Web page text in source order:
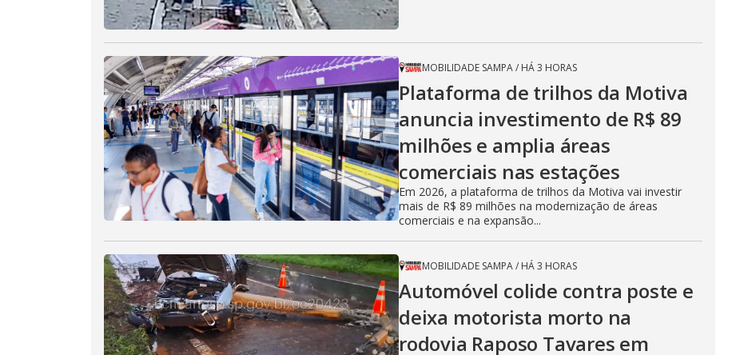
MOBILIDADE SAMPA/ HÁ 3 HORAS
Plataforma de trilhos da Motiva
anuncia investimento de R$ 89
milhões e amplia áreas
comerciais nas estações
Em 2026, a plataforma de trilhos da Motiva vai investir
mais de R$ 89 milhões na modernização de áreas
comerciais e na expansão...
MOBILIDADE SAMPA/ HÁ 3 HORAS
Automóvel colide contra poste e
deixa motorista morto na
rodovia Raposo Tavares em